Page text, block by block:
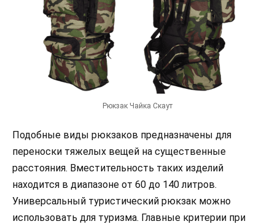
Рюкзак Чайка Скаут
Подобные виды рюкзаков предназначены для
переноски тяжелых вещей на существенные
расстояния. Вместительность таких изделий
находится в диапазоне от 60 до 140 литров.
Универсальный туристический рюкзак можно
использовать для туризма. Главные критерии при